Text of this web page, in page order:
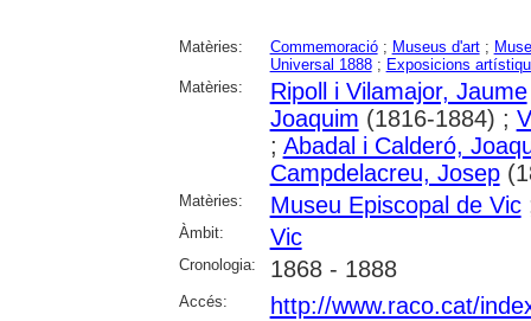
Matèries: Commemoració; Museus d'art;
Universal 1888; Exposicions
Matèries:
Ripoll i Vilamajor, Jaume
Joaquim (1816-1884) ;
; Abadal i Calderó,
Campdelacreu, Josep
Matèries: Museu Episcopal de Vic
Àmbit: Vic
Cronologia: 1868 - 1888
Accés: http://www.raco.cat/